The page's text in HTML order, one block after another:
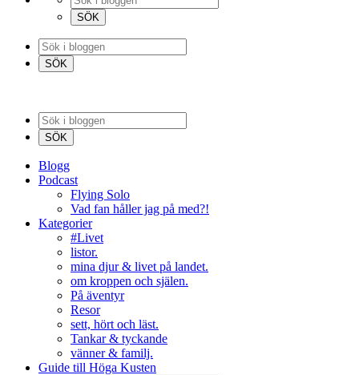
Blogg
Podcast
Flying Solo
Vad fan håller jag på med?!
Kategorier
#Livet
listor.
mina djur & livet på landet.
om kroppen och själen.
På äventyr
Resor
sett, hört och läst.
Tankar & tyckande
vänner & familj.
Guide till Höga Kusten